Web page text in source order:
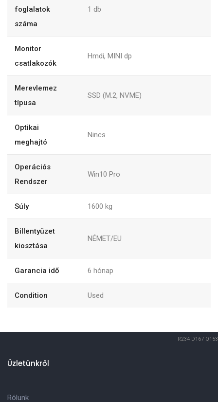
foglalatok
száma
1 db
Monitor
csatlakozók
Hmdi, MINI dp
Merevlemez
típusa
SSD (M.2, NVME)
Optikai
meghajtó
Nincs
Operációs
Rendszer
Win10 Pro
Súly 1600 kg
Billentyüzet
kiosztása
NÉMET/EU
Garancia idő 6 hónap
Condition Used
R234 D167 Q153
Üzletünkről
Rólunk